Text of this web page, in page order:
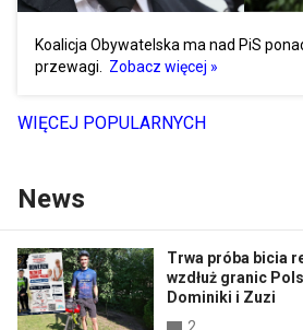
Koalicja Obywatelska ma nad PiS
przewagi.
Zobacz więcej »
WIĘCEJ POPULARNYCH
News
Trwa próba bicia
wzdłuż granic
Dominiki i Zuzi